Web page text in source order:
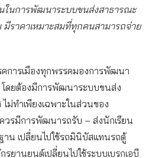
ในการพัฒนาระบบขนส่งสาธารณะ
มีราคาเหมาะสมที่ทุกคนสามารถจ่าย
การเมืองทุกพรรคมองการพัฒนา
โดยต้องมีการพัฒนาระบบขนส่ง
ม่ทำเพียงเฉพาะในส่วนของ
วรมีการพัฒนารถรับ – ส่งนักเรียน
าน เปลี่ยนไปใช้รถมินิบัสแทนรถตู้
รยานยนต์เปลี่ยนไปใช้ระบบเบรกเอบี